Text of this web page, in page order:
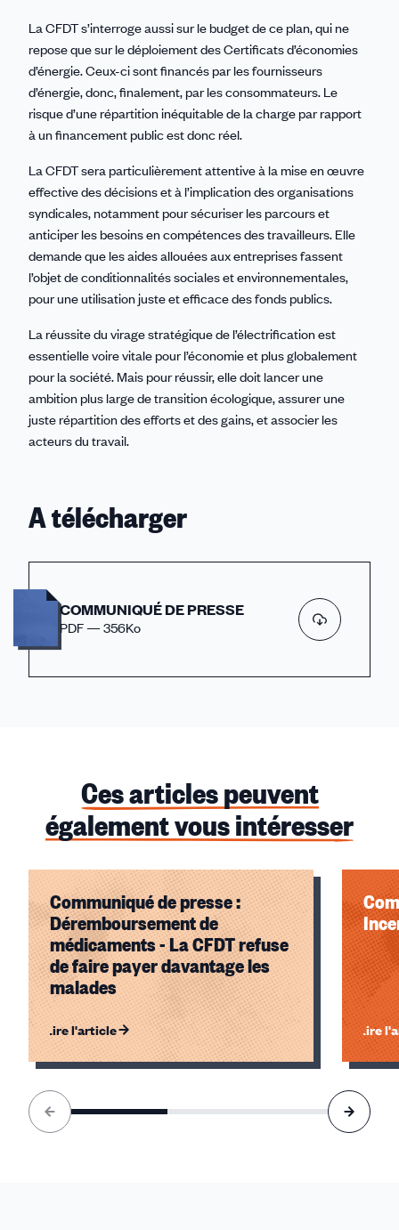
La CFDT s’interroge aussi sur le budget de ce plan, qui ne
repose que sur le déploiement des Certificats d’économies
d’énergie. Ceux-ci sont financés par les fournisseurs
d’énergie, donc, finalement, par les consommateurs. Le
risque d’une répartition inéquitable de la charge par rapport
à un financement public est donc réel.
La CFDT sera particulièrement attentive à la mise en œuvre
effective des décisions et à l’implication des organisations
syndicales, notamment pour sécuriser les parcours et
anticiper les besoins en compétences des travailleurs. Elle
demande que les aides allouées aux entreprises fassent
l’objet de conditionnalités sociales et environnementales,
pour une utilisation juste et efficace des fonds publics.
La réussite du virage stratégique de l’électrification est
essentielle voire vitale pour l’économie et plus globalement
pour la société. Mais pour réussir, elle doit lancer une
ambition plus large de transition écologique, assurer une
juste répartition des efforts et des gains, et associer les
acteurs du travail.
A télécharger
COMMUNIQUÉ DE PRESSE
PDF — 356Ko
Ces articles peuvent
également vous intéresser
Communiqué de presse :
Déremboursement de
médicaments - La CFDT refuse
de faire payer davantage les
malades
Lire l'article Lire